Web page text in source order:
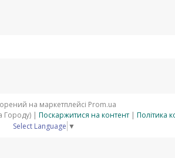
на маркетплейсі Prom.ua
АгроМагазин Цибулинка (Все для Саду та Городу) | Поскаржитися на контент | Політика
Select Language ▼